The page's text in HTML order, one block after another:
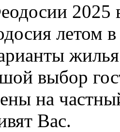
2025
летом
выбор
на
Вас.